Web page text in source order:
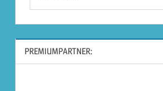
PREMIUMPARTNER: